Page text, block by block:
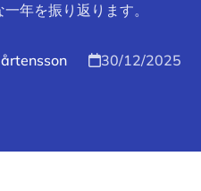
年を振り返ります。
30/12/2025